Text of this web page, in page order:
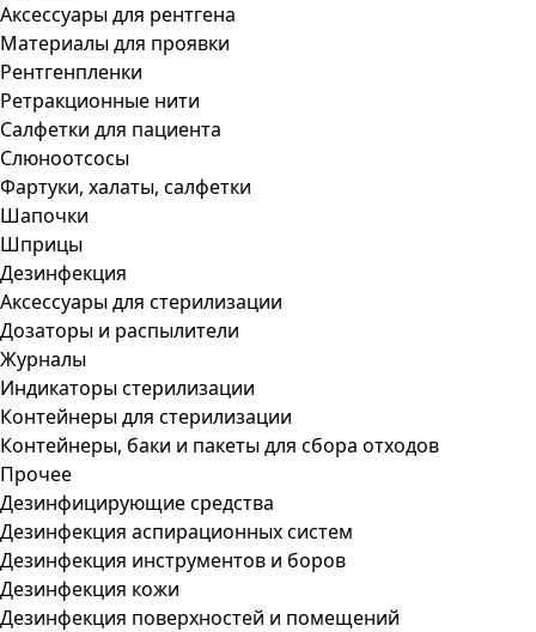
Аксессуары для рентгена
Материалы для проявки
Рентгенпленки
Ретракционные нити
Салфетки для пациента
Слюноотсосы
Фартуки, халаты, салфетки
Шапочки
Шприцы
Дезинфекция
Аксессуары для стерилизации
Дозаторы и распылители
Журналы
Индикаторы стерилизации
Контейнеры для стерилизации
Контейнеры, баки и пакеты для сбора отходов
Прочее
Дезинфицирующие средства
Дезинфекция аспирационных систем
Дезинфекция инструментов и боров
Дезинфекция кожи
Дезинфекция поверхностей и помещений